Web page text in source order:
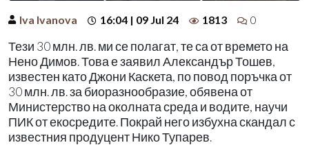
Iva Ivanova 16:04 | 09 Jul 24 1813 0
Тези 30 млн. лв. ми се полагат, те са от времето на
Нено Димов. Това е заявил Александър Тошев,
известен като Джони Каскета, по повод поръчка от
30 млн. лв. за биоразнообразие, обявена от
Министерство на околната среда и водите, научи
ПИК от екосредите. Покрай него избухна скандал с
известния продуцент Нико Тупарев.